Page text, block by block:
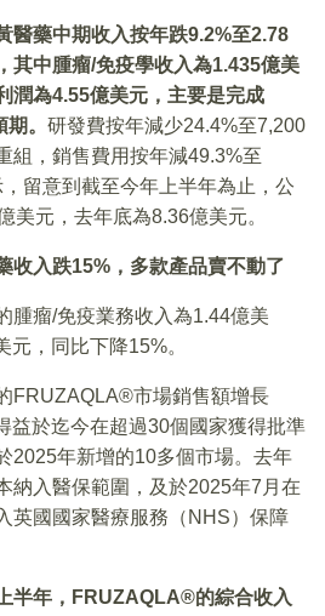
醫藥中期收入按年跌9.2%至2.78
其中腫瘤/免疫學收入為1.435億美
潤為4.55億美元，主要是完成
。 研發費按年減少24.4%至7,200
組，銷售費用按年減49.3%至
留意到截至今年上半年為止，公
美元，去年底為8.36億美元。
收入跌15%，多款產品賣不動了
腫瘤/免疫業務收入為1.44億美
，同比下降15%。
FRUZAQLA®市場銷售額增長
益於迄今在超過30個國家獲得批準
2025年新增的10多個市場。去年
納入醫保範圍，及於2025年7月在
英國國家醫療服務（NHS）保障
上半年，FRUZAQLA®的綜合收入